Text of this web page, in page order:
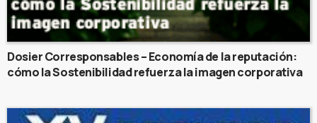
Dosier Corresponsables – Economía de la reputación:
cómo la Sostenibilidad refuerza la imagen corporativa